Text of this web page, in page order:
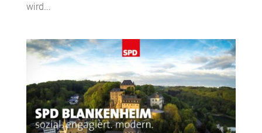
wird...